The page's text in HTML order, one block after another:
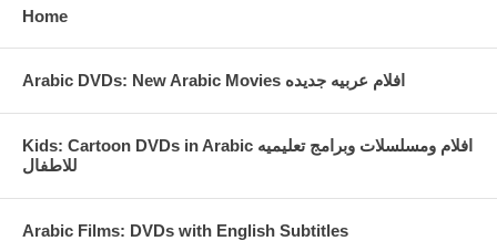
Home
Arabic DVDs: New Arabic Movies افلام عربيه جديده
Kids: Cartoon DVDs in Arabic افلام ومسلسلات وبرامج تعليميه
للاطفال
Arabic Films: DVDs with English Subtitles